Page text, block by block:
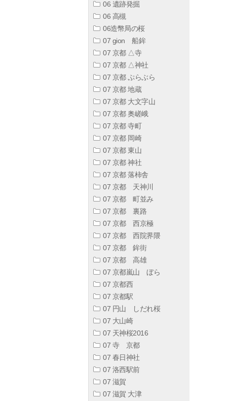
06 遺跡発掘
06 高槻
06造幣局の桜
07 gion 船鉾
07 京都 △寺
07 京都 △神社
07 京都 ぷらぶら
07 京都 地蔵
07 京都 大文字山
07 京都 奥嵯峨
07 京都 寺町
07 京都 岡崎
07 京都 東山
07 京都 神社
07 京都 落柿舎
07 京都 天神川
07 京都 町並み
07 京都 裏路
07 京都 西京極
07 京都 西院界隈
07 京都 鉾街
07 京都 高雄
07 京都嵐山 ぼら
07 京都西
07 京都駅
07 円山 しだれ桜
07 大山崎
07 天神桜2016
07 寺 京都
07 春日神社
07 洛西駅前
07 滋賀
07 滋賀 大津